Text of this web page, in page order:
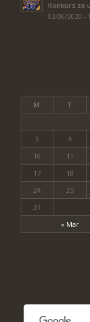
Konkurs za
03/06/2020 -
M T
« Mar
3
4
10
11
17
18
24
25
31